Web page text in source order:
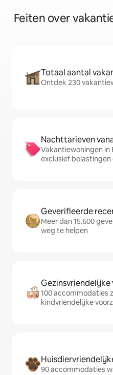
Feiten over
Totaal aantal
Ontdek 230
Nachttarieven
Vakantiewoningen in
exclusief belastingen
Geverifieerde
Meer dan 15.600
weg te helpen
100 accommodaties
kindvriendelijke
90 accommodaties